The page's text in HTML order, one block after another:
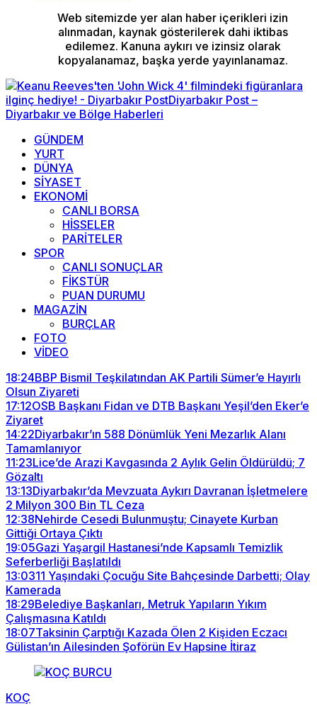
Web sitemizde yer alan haber içerikleri izin
alınmadan, kaynak gösterilerek dahi iktibas
edilemez. Kanuna aykırı ve izinsiz olarak
kopyalanamaz, başka yerde yayınlanamaz.
GÜNDEM
YURT
DÜNYA
SİYASET
EKONOMİ
CANLI BORSA
HİSSELER
PARİTELER
SPOR
CANLI SONUÇLAR
FİKSTÜR
PUAN DURUMU
MAGAZİN
BURÇLAR
FOTO
VİDEO
18:24BBP Bismil Teşkilatından AK Partili Sümer’e Hayırlı
Olsun Ziyareti
17:12OSB Başkanı Fidan ve DTB Başkanı Yeşil’den Eker’e
Ziyaret
14:22Diyarbakır’ın 588 Dönümlük Yeni Mezarlık Alanı
Tamamlanıyor
11:23Lice’de Arazi Kavgasında 2 Aylık Gelin Öldürüldü; 7
Gözaltı
13:13Diyarbakır’da Mevzuata Aykırı Davranan İşletmelere
2 Milyon 300 Bin TL Ceza
12:38Nehirde Cesedi Bulunmuştu; Cinayete Kurban
Gittiği Ortaya Çıktı
19:05Gazi Yaşargil Hastanesi’nde Kapsamlı Temizlik
Seferberliği Başlatıldı
13:0311 Yaşındaki Çocuğu Site Bahçesinde Darbetti; Olay
Kamerada
18:29Belediye Başkanları, Metruk Yapıların Yıkım
Çalışmasına Katıldı
18:07Taksinin Çarptığı Kazada Ölen 2 Kişiden Eczacı
Gülistan’ın Ailesinden Şoförün Ev Hapsine İtiraz
KOÇ